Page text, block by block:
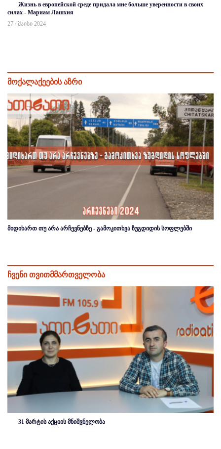
Жизнь в европейской среде придала мне больше уверенности в своих
силах - Мариам Лашхия
27 / მაისი 2024
მოქალაქეების აზრი
მიდიხართ თუ არა არჩევნებზე - გამოკითხვა ზუგდიდის სოფლებში
ჩვენი თვითმმართველობა
31 მარტის აქციის მნიშვნელობა